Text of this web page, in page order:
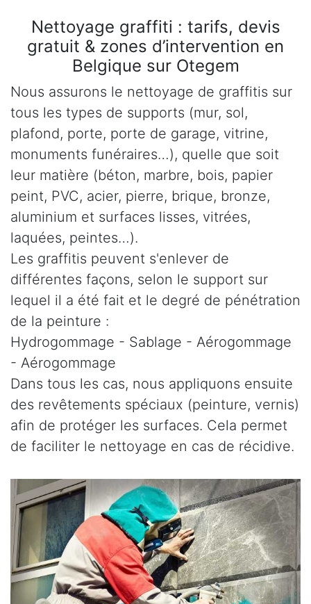
Nettoyage graffiti : tarifs, devis
gratuit & zones d’intervention en
Belgique sur Otegem
Nous assurons le nettoyage de graffitis sur
tous les types de supports (mur, sol,
plafond, porte, porte de garage, vitrine,
monuments funéraires…), quelle que soit
leur matière (béton, marbre, bois, papier
peint, PVC, acier, pierre, brique, bronze,
aluminium et surfaces lisses, vitrées,
laquées, peintes…).
Les graffitis peuvent s'enlever de
différentes façons, selon le support sur
lequel il a été fait et le degré de pénétration
de la peinture :
Hydrogommage - Sablage - Aérogommage
- Aérogommage
Dans tous les cas, nous appliquons ensuite
des revêtements spéciaux (peinture, vernis)
afin de protéger les surfaces. Cela permet
de faciliter le nettoyage en cas de récidive.